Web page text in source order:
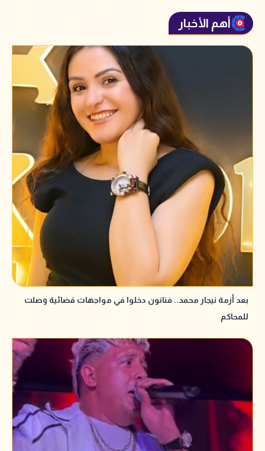
أهم الأخبار
بعد أزمة نيجار محمد.. فنانون دخلوا في مواجهات قضائية وصلت
للمحاكم